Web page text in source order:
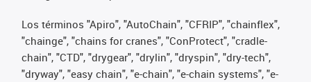
Los términos "Apiro", "AutoChain", "CFRIP", "chainflex",
"chainge", "chains for cranes", "ConProtect", "cradle-
chain", "CTD", "drygear", "drylin", "dryspin", "dry-tech",
"dryway", "easy chain", "e-chain", "e-chain systems", "e-